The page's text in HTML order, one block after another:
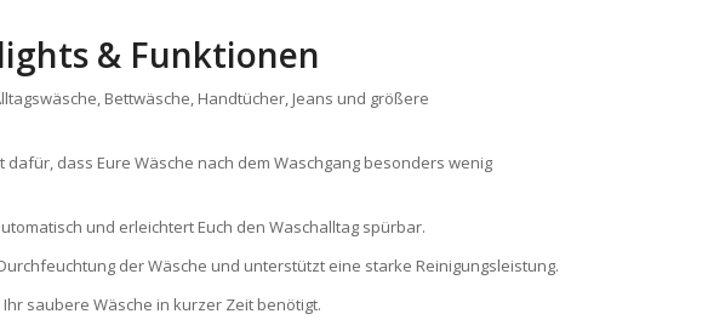
& Funktionen
Bettwäsche, Handtücher, Jeans und größere
dafür, dass Eure Wäsche nach dem Waschgang besonders wenig
und erleichtert Euch den Waschalltag spürbar.
der Wäsche und unterstützt eine starke Reinigungsleistung.
saubere Wäsche in kurzer Zeit benötigt.